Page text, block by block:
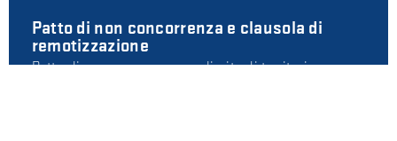
Patto di non concorrenza e clausola di
remotizzazione
Patto di non concorrenza e limite di territorio: